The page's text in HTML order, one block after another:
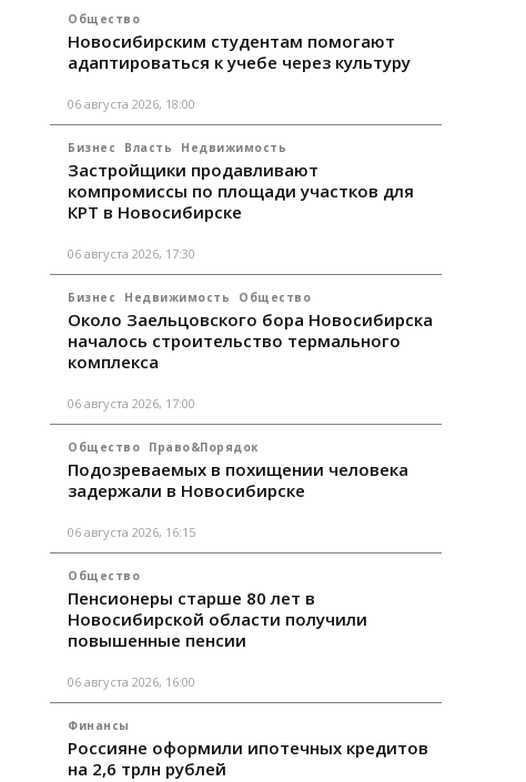
Общество
Новосибирским студентам помогают
адаптироваться к учебе через культуру
06 августа 2026, 18:00
Бизнес Власть Недвижимость
Застройщики продавливают
компромиссы по площади участков для
КРТ в Новосибирске
06 августа 2026, 17:30
Бизнес Недвижимость Общество
Около Заельцовского бора Новосибирска
началось строительство термального
комплекса
06 августа 2026, 17:00
Общество Право&Порядок
Подозреваемых в похищении человека
задержали в Новосибирске
06 августа 2026, 16:15
Общество
Пенсионеры старше 80 лет в
Новосибирской области получили
повышенные пенсии
06 августа 2026, 16:00
Финансы
Россияне оформили ипотечных кредитов
на 2,6 трлн рублей